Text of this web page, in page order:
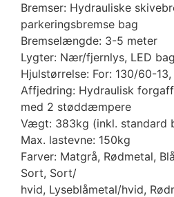
Bremser: Hydrauliske
parkeringsbremse bag
Bremselængde: 3-5 meter
Lygter: Nær/fjernlys, LED
Hjulstørrelse: For: 130/60-
Affjedring: Hydraulisk
med 2 støddæmpere
Vægt: 383kg (inkl. standard
Max. lastevne: 150kg
Farver: Matgrå, Rødmetal,
Sort, Sort/
hvid, Lyseblåmetal/hvid,